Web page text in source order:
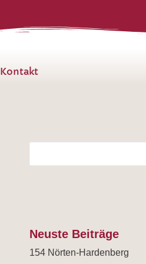
Kontakt
u
h
Neuste Beiträge
154 Nörten-Hardenberg